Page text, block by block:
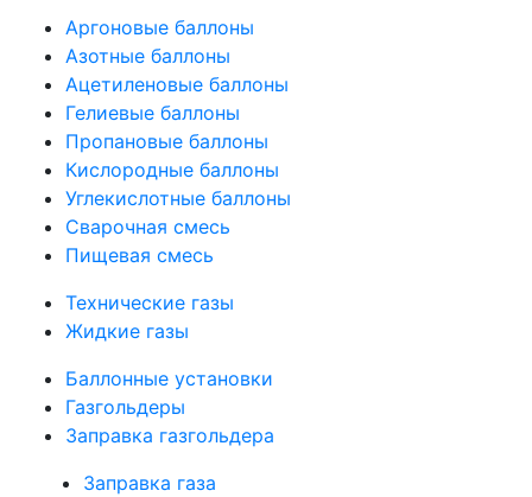
Аргоновые баллоны
Азотные баллоны
Ацетиленовые баллоны
Гелиевые баллоны
Пропановые баллоны
Кислородные баллоны
Углекислотные баллоны
Сварочная смесь
Пищевая смесь
Технические газы
Жидкие газы
Баллонные установки
Газгольдеры
Заправка газгольдера
Заправка газа